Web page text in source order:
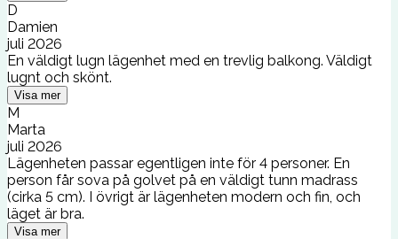
D
Damien
juli 2026
En väldigt lugn lägenhet med en trevlig balkong. Väldigt
lugnt och skönt.
Visa mer
M
Marta
juli 2026
Lägenheten passar egentligen inte för 4 personer. En
person får sova på golvet på en väldigt tunn madrass
(cirka 5 cm). I övrigt är lägenheten modern och fin, och
läget är bra.
Visa mer